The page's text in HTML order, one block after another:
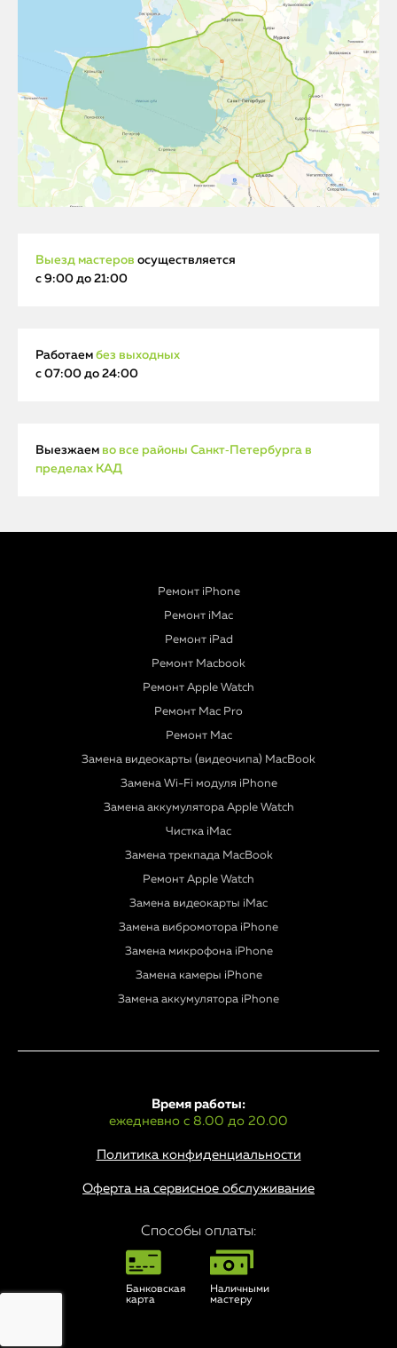
Выезд мастеров осуществляется
с 9:00 до 21:00
Работаем без выходных
с 07:00 до 24:00
Выезжаем во все районы Санкт‑Петербурга в
пределах КАД
Ремонт iPhone
Ремонт iMac
Ремонт iPad
Ремонт Macbook
Ремонт Apple Watch
Ремонт Mac Pro
Ремонт Mac
Замена видеокарты (видеочипа) MacBook
Замена Wi-Fi модуля iPhone
Замена аккумулятора Apple Watch
Чистка iMac
Замена трекпада MacBook
Ремонт Apple Watch
Замена видеокарты iMac
Замена вибромотора iPhone
Замена микрофона iPhone
Замена камеры iPhone
Замена аккумулятора iPhone
Политика конфиденциальности
Время работы:
ежедневно с 8.00 до 20.00
Оферта на сервисное обслуживание
Способы оплаты:
Банковская
карта
Наличными
мастеру